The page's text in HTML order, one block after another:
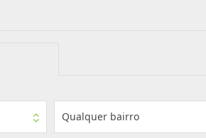
Qualquer bairro